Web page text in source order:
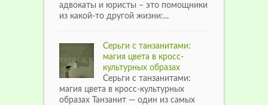
адвокаты и юристы – это помощники
из какой-то другой жизни:...
Серьги с танзанитами:
магия цвета в кросс-
культурных образах
Серьги с танзанитами:
магия цвета в кросс-культурных
образах Танзанит — один из самых